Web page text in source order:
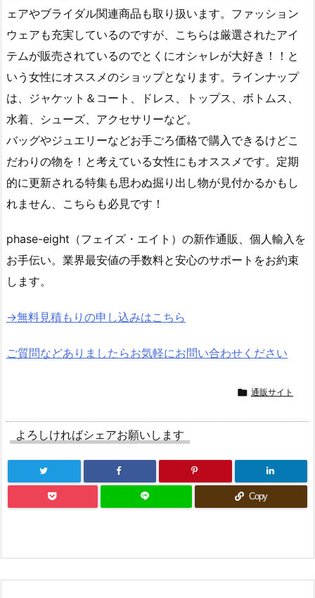
ェアやブライダル関連商品も取り扱います。ファッション
ウェアも充実しているのですが、こちらは厳選されたアイ
テムが販売されているのでとくにオシャレが大好き！！と
いう女性にオススメのショップとなります。ラインナップ
は、ジャケット＆コート、ドレス、トップス、ボトムス、
水着、シューズ、アクセサリーなど。
バッグやジュエリーなどお手ごろ価格で購入できるけどこ
だわりの物を！と考えている女性にもオススメです。定期
的に更新される特集も思わぬ掘り出し物が見付かるかもし
れません、こちらも必見です！
phase-eight（フェイズ・エイト）の新作通販、個人輸入を
お手伝い。業界最安値の手数料と安心のサポートをお約束
します。
→無料見積もりの申し込みはこちら
ご質問などありましたらお気軽にお問い合わせください
 通販サイト
よろしければシェアお願いします
Copy